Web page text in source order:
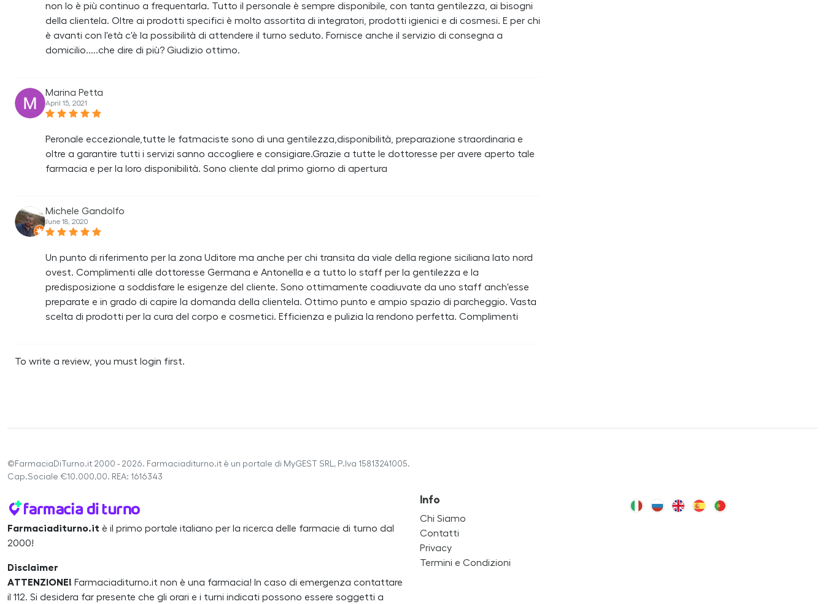
non lo è più continuo a frequentarla. Tutto il personale è sempre disponibile, con tanta gentilezza, ai bisogni
della clientela. Oltre ai prodotti specifici è molto assortita di integratori, prodotti igienici e di cosmesi. E per chi
è avanti con l'età c'è la possibilità di attendere il turno seduto. Fornisce anche il servizio di consegna a
domicilio.....che dire di più? Giudizio ottimo.
Marina Petta
April 15, 2021
Peronale eccezionale,tutte le fatmaciste sono di una gentilezza,disponibilità, preparazione straordinaria e
oltre a garantire tutti i servizi sanno accogliere e consigiare.Grazie a tutte le dottoresse per avere aperto tale
farmacia e per la loro disponibilità. Sono cliente dal primo giorno di apertura
Michele Gandolfo
June 18, 2020
Un punto di riferimento per la zona Uditore ma anche per chi transita da viale della regione siciliana lato nord
ovest. Complimenti alle dottoresse Germana e Antonella e a tutto lo staff per la gentilezza e la
predisposizione a soddisfare le esigenze del cliente. Sono ottimamente coadiuvate da uno staff anch'esse
preparate e in grado di capire la domanda della clientela. Ottimo punto e ampio spazio di parcheggio. Vasta
scelta di prodotti per la cura del corpo e cosmetici. Efficienza e pulizia la rendono perfetta. Complimenti
To write a review, you must login first.
©FarmaciaDiTurno.it 2000 - 2026. Farmaciaditurno.it è un portale di MyGEST SRL, P.Iva 15813241005.
Cap.Sociale €10.000,00. REA: 1616343
Farmaciaditurno.it è il primo portale italiano per la ricerca delle farmacie di turno dal
2000!
Disclaimer
ATTENZIONE! Farmaciaditurno.it non è una farmacia! In caso di emergenza contattare
il 112. Si desidera far presente che gli orari e i turni indicati possono essere soggetti a
Info
Chi Siamo
Contatti
Privacy
Termini e Condizioni